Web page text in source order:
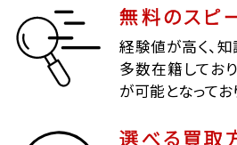
無料のスピ
経験値が高く、
多数在籍してお
が可能となってお
選べる買取